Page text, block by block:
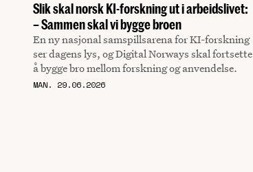
Slik skal norsk KI-forskning ut i arbeidslivet:
– Sammen skal vi bygge broen
En ny nasjonal samspillsarena for KI-forskning
ser dagens lys, og Digital Norways skal fortsette
å bygge bro mellom forskning og anvendelse.
MAN. 29.06.2026